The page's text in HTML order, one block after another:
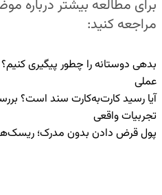
برای مطالعه بیشتر درباره
مراجعه کنید:
بدهی دوستانه را چطور پیگیری کنیم؟
عملی
آیا رسید کارت‌به‌کارت سند است؟
تجربیات واقعی
پول قرض دادن بدون مدرک؛ ریسک‌ها